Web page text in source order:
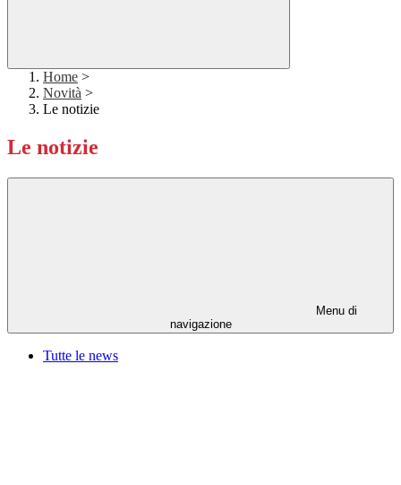
Home >
Novità >
Le notizie
Le notizie
Menu di
navigazione
Tutte le news